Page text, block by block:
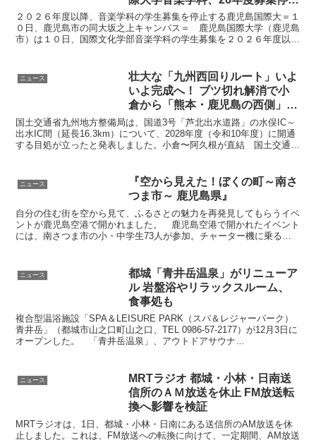
音楽文化コース新設
２０２６年度以降、音楽学科の学生募集を停止する鹿児島国際大＝１
０日、鹿児島市の同大坂之上キャンパス＝ 鹿児島国際大学（鹿児島
市）は１０日、国際文化学部音楽学科の学生募集を２０２６年度以降
ニュース
壮大な「九州西回りルート」いよ
いよ完成へ！ ブツ切れ解消で小
倉から「熊本・鹿児島の西側」
が“直結” 念願の「海側ルート」
国道3号芦北出水道路が28年度に
開通 全通まで「あと22km」
国土交通省九州地方整備局は、国道3号「芦北出水道路」の水俣IC～
出水IC間（延長16.3km）について、2028年度（令和10年度）に開通
する目処が立ったと発表しました。小倉〜阿久根が直結 国土交通省
ニュース
『空から見えた！ぼくの町～南さ
つま市～ 鹿児島県』
自分の住む街を空から見て、ふるさとの魅力を再発見してもらうイベ
ントが鹿児島空港で開かれました。 鹿児島空港で開かれたイベント
には、南さつま市の小・中学生73人が参加。チャーター機に乗る前
ニュース
都城「青井岳温泉」がリニューア
ル 岩盤浴やリラックスルーム、
食事処も
複合型温浴施設「SPA＆LEISURE PARK（スパ＆レジャーパーク）
青井岳」（都城市山之口町山之口、TEL 0986-57-2177）が12月3日に
オープンした。 「青井岳温泉」、アウトドアサウナ
ニュース
MRTラジオ 都城・小林・日南送
信所のＡＭ放送を休止 FM放送転
換へ影響を検証
MRTラジオは、1日、都城・小林・日南にある送信所のAM放送を休
止しました。これは、FM放送への転換に向けて、一定期間、AM放送